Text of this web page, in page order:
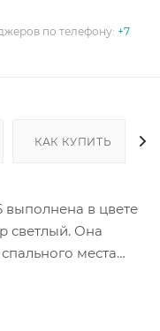
по телефону: +7
КАК КУПИТЬ
выполнена в цвете
светлый. Она
места